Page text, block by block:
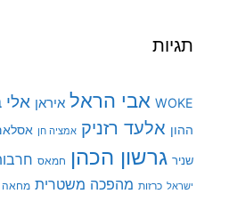
תגיות
WOKE אבי הראל איראן אלי
ההון אלעד רזניק אמציה חן
שניר גרשון הכהן חמאס
ישראל כרזות מהפכה משטרית מחאה